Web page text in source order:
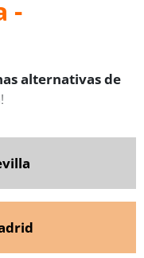
-
alternativas de